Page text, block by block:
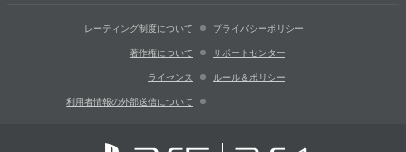
レーティング制度について プライバシーポリシー
著作権について サポートセンター
ライセンス ルール＆ポリシー
利用者情報の外部送信について